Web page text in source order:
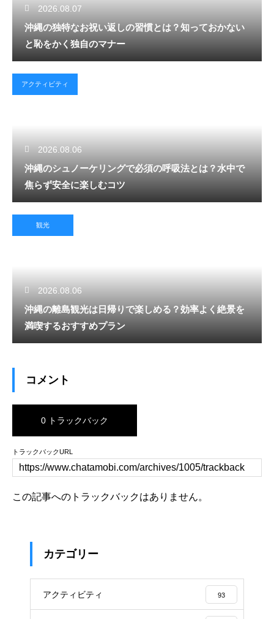
2026.08.07
沖縄の独特なお祝い返しの習慣とは？知っておかない
と恥をかく独自のマナー
アクティビティ
2026.08.06
沖縄のシュノーケリングで必須の呼吸法とは？水中で
焦らず安全に楽しむコツ
観光
2026.08.06
沖縄の離島観光は日帰りで楽しめる？効率よく絶景を
満喫するおすすめプラン
コメント
0 トラックバック
トラックバックURL
この記事へのトラックバックはありません。
カテゴリー
アクティビティ 93